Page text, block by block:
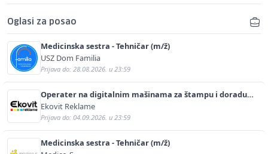
Oglasi za posao
Medicinska sestra - Tehničar (m/ž)
USZ Dom Familia
Prijava do: 28.08.2026. u 23:59
Operater na digitalnim mašinama za štampu i doradu
(m/ž)
Ekovit Reklame
Prijava do: 04.09.2026. u 23:59
Medicinska sestra - Tehničar (m/ž)